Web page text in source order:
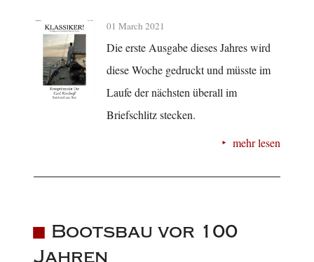
01 March 2021
Die erste Ausgabe dieses Jahres wird
diese Woche gedruckt und müsste im
Laufe der nächsten überall im
Briefschlitz stecken.
mehr lesen
Bootsbau vor 100
Jahren